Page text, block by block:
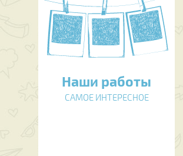
Наши работы
САМОЕ ИНТЕРЕСНОЕ